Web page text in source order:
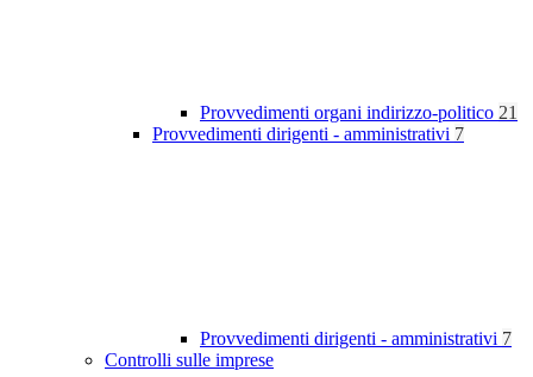
Provvedimenti organi indirizzo-politico 21
Provvedimenti dirigenti - amministrativi 7
Provvedimenti dirigenti - amministrativi 7
Controlli sulle imprese